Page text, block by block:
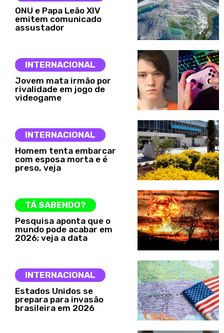
ONU e Papa Leão XIV
emitem comunicado
assustador
INTERNACIONAL
Jovem mata irmão por
rivalidade em jogo de
videogame
INTERNACIONAL
Homem tenta embarcar
com esposa morta e é
preso, veja
TÁ SABENDO?
Pesquisa aponta que o
mundo pode acabar em
2026; veja a data
INTERNACIONAL
Estados Unidos se
prepara para invasão
brasileira em 2026